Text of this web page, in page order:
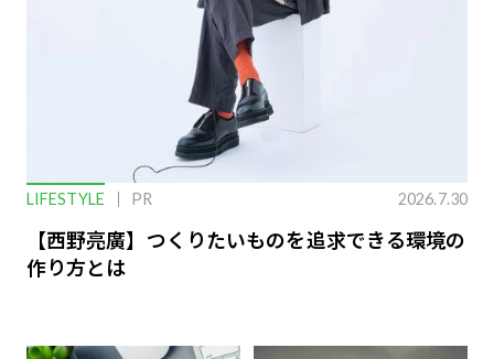
LIFESTYLE PR 2026.7.30
【西野亮廣】つくりたいものを追求できる環境の
作り方とは